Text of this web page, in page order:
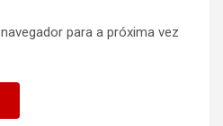
para a próxima vez